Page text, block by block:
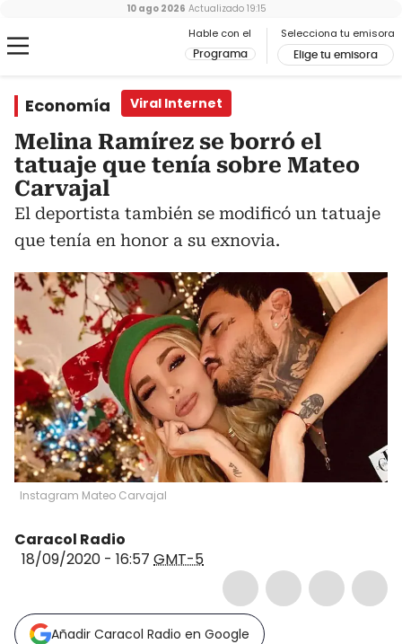
Hable con el
Programa
Selecciona tu emisora
Elige tu emisora
10 ago 2026 Actualizado 19:15
Economía Viral Internet
Melina Ramírez se borró el
tatuaje que tenía sobre Mateo
Carvajal
El deportista también se modificó un tatuaje
que tenía en honor a su exnovia.
Instagram Mateo Carvajal
Caracol Radio
18/09/2020 - 16:57 GMT-5
Añadir Caracol Radio en Google